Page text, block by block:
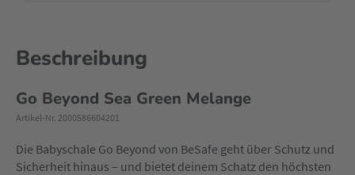
Beschreibung
Go Beyond Sea Green Melange
Artikel-Nr. 2000586604201
Die Babyschale Go Beyond von BeSafe geht über Schutz und
Sicherheit hinaus – und bietet deinem Schatz den höchsten